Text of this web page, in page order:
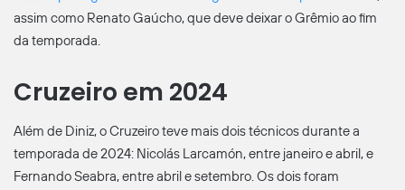
assim como Renato Gaúcho, que deve deixar o Grêmio ao fim
da temporada.
Cruzeiro em 2024
Além de Diniz, o Cruzeiro teve mais dois técnicos durante a
temporada de 2024: Nicolás Larcamón, entre janeiro e abril, e
Fernando Seabra, entre abril e setembro. Os dois foram